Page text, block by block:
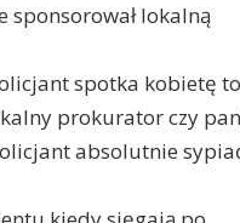
sponsorował lokalną
spotka kobietę to
prokurator czy
absolutnie